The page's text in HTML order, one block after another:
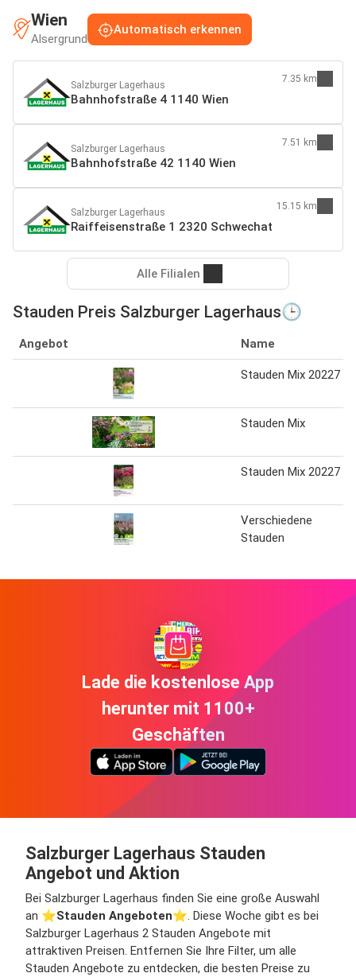
Wien
Alsergrund
Automatisch erkennen
Salzburger Lagerhaus
Bahnhofstraße 4 1140 Wien
7.35 km
Salzburger Lagerhaus
Bahnhofstraße 42 1140 Wien
7.51 km
Salzburger Lagerhaus
Raiffeisenstraße 1 2320 Schwechat
15.15 km
Alle Filialen
Stauden Preis Salzburger Lagerhaus🕒
Angebot Name
Stauden Mix 20227
Stauden Mix
Stauden Mix 20227
Verschiedene
Stauden
Lade die kostenlose App
herunter mit 1100+
Geschäften
Salzburger Lagerhaus Stauden
Angebot und Aktion
Bei Salzburger Lagerhaus finden Sie eine große Auswahl
an ⭐️Stauden Angeboten⭐️. Diese Woche gibt es bei
Salzburger Lagerhaus 2 Stauden Angebote mit
attraktiven Preisen. Entfernen Sie Ihre Filter, um alle
Stauden Angebote zu entdecken, die besten Preise zu